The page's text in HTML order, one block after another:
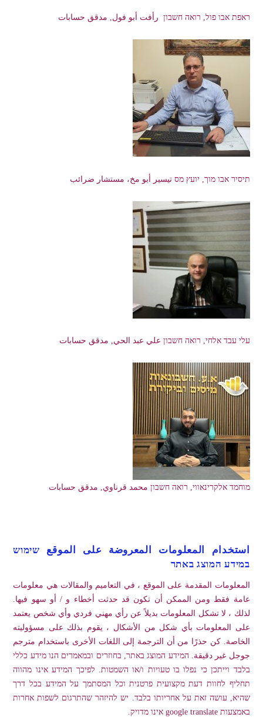
ראפת אבו פול, רואה חשבון رأفت أبو فول, مدقق حسابات
תיסיר אבו מוך, יועץ מס تيسير أبو مخ، مستشار ضرائب
עלי עבד אלחי, רואה חשבון علي عبد الحي, مدقق حسابات
מוחמד אלקרינאווי, רואה חשבון محمد قرناوي, مدقق حسابات
استخدام المعلومات المعروضة على الموقع שימוש
במידע המוצג באתר
المعلومات المقدمة على الموقع ، في التعاميم والمقالات هي معلومات
عامة فقط ومن الممكن أن تكون قد حدثت أخطاء و / أو سهو فيها.
لذلك ، لا تشكل المعلومات بديلاً عن رأي مهني فردي وأي شخص يعتمد
على المعلومات بأي شكل من الأشكال ، يقوم بذلك على مسؤوليته
الخاصة. كن حذرًا من أن الترجمة إلى اللغات الأخرى باستخدام مترجم
جوجل غير دقيقة. המידע המוצג באתר, בחוזרים ובמאמרים הנו מידע כללי
בלבד וייתכן כי נפלו בו טעויות ו/או השמטות. לפיכך המידע אינו מהווה
תחליף לחוות דעת מקצועית פרטנית וכל המסתמך על המידע בכל דרך
שהיא, עושה זאת על אחריותו בלבד. יש להיזהר שהתרגום לשפות אחרות
באמצעות google translate אינו מדויק.